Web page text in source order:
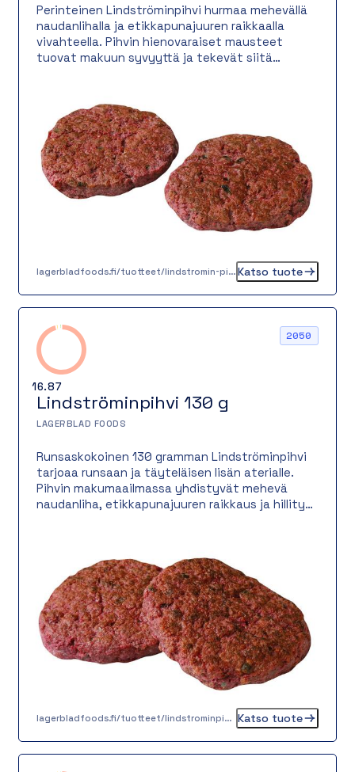
Perinteinen Lindströminpihvi hurmaa mehevällä
naudanlihalla ja etikkapunajuuren raikkaalla
vivahteella. Pihvin hienovaraiset mausteet
tuovat makuun syvyyttä ja tekevät siitä
lagerbladfoods.fi/tuotteet/lindstromin-pihvi-100-g Katso tuote
16.87
2050
Lindströminpihvi 130 g
LAGERBLAD FOODS
Runsaskokoinen 130 gramman Lindströminpihvi
tarjoaa runsaan ja täyteläisen lisän aterialle.
Pihvin makumaailmassa yhdistyvät mehevä
naudanliha, etikkapunajuuren raikkaus ja hillityt
toimii myös näyttävänä noutopöydän
tarjottavana. Helppo ja käytännöllinen
Lindströminpihvi on luotettava valinta niin
arkeen kuin juhlaankin.
lagerbladfoods.fi/tuotteet/lindstrominpihvi-130-g Katso tuote